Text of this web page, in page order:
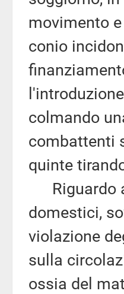
movimento
conio
colmando
combattenti
quinte
Riguardo
domestici,
violazione
sulla
ossia del